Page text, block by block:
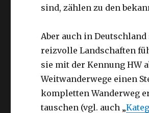
sind, zählen zu den
Aber auch in
reizvolle Landschaften
sie mit der Kennung HW
Weitwanderwege einen
kompletten Wanderweg
tauschen (vgl. auch „